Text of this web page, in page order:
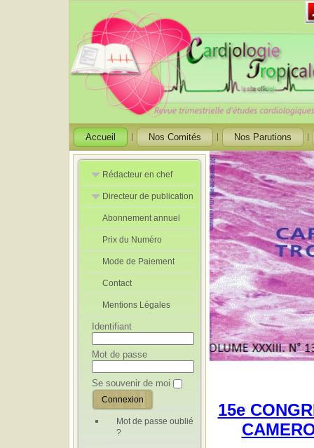
Accueil Nos Comités Nos Parutions
Rédacteur en chef
Rédacteurs en
Chef Adjoint
Directeur de publication
Directeur de
publication
adjoint
Abonnement annuel
Prix du Numéro
Mode de Paiement
Contact
Mentions Légales
Identifiant
Mot de passe
Se souvenir de moi
Mot de passe oublié
?
15e